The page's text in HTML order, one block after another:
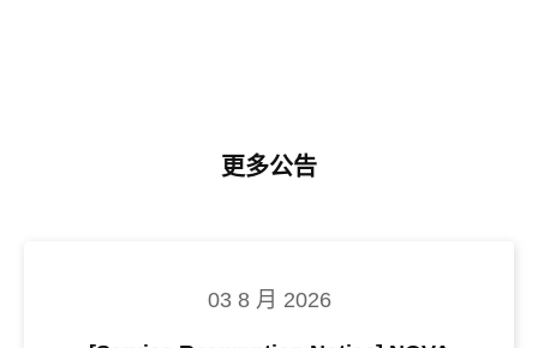
更多公告
03 8 月 2026